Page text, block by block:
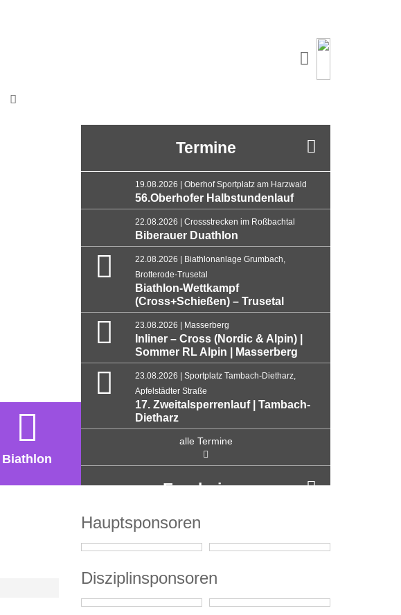
Biathlon
Termine
19.08.2026 | Oberhof Sportplatz am Harzwald
56.Oberhofer Halbstundenlauf
22.08.2026 | Crossstrecken im Roßbachtal
Biberauer Duathlon
22.08.2026 | Biathlonanlage Grumbach,
Brotterode-Trusetal
Biathlon-Wettkampf
(Cross+Schießen) – Trusetal
23.08.2026 | Masserberg
Inliner – Cross (Nordic & Alpin) |
Sommer RL Alpin | Masserberg
23.08.2026 | Sportplatz Tambach-Dietharz,
Apfelstädter Straße
17. Zweitalsperrenlauf | Tambach-
Dietharz
alle Termine
Ergebnisse
Hauptsponsoren
Disziplinsponsoren